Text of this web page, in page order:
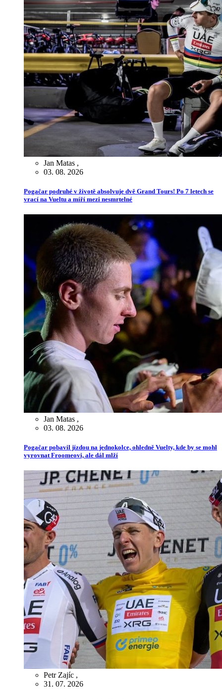
Jan Matas ,
03. 08. 2026
Pogačar podruhé v životě absolvuje dvě Grand Tours! Po 7 letech se
vrací na Vueltu a míří mezi nesmrtelné
Jan Matas ,
03. 08. 2026
Pogačar pobavil jízdou na jednokolce, ohledně Vuelty, kde by se mohl
vyrovnat Froomeovi, ale dál mlží
Petr Zajíc ,
31. 07. 2026